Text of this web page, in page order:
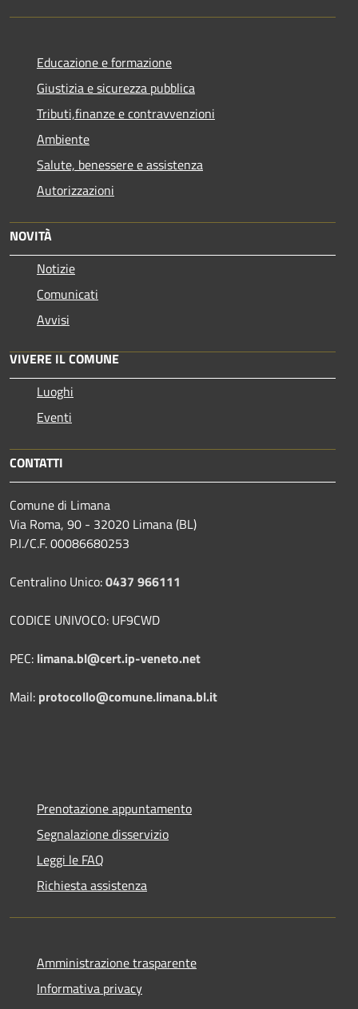
Educazione e formazione
Giustizia e sicurezza pubblica
Tributi,finanze e contravvenzioni
Ambiente
Salute, benessere e assistenza
Autorizzazioni
NOVITÀ
Notizie
Comunicati
Avvisi
VIVERE IL COMUNE
Luoghi
Eventi
CONTATTI
Comune di Limana
Via Roma, 90 - 32020 Limana (BL)
P.I./C.F. 00086680253
Centralino Unico:0437 966111
CODICE UNIVOCO: UF9CWD
PEC: limana.bl@cert.ip-veneto.net
Mail: protocollo@comune.limana.bl.it
Prenotazione appuntamento
Segnalazione disservizio
Leggi le FAQ
Richiesta assistenza
Amministrazione trasparente
Informativa privacy